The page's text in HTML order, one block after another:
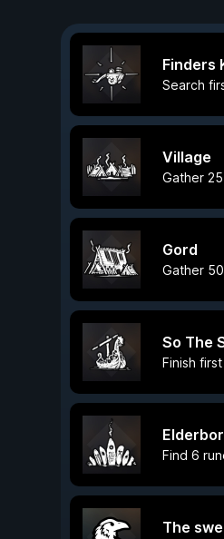
Finders
Search
Village
Gather
Gord
Gather
So The
Finish
Find 6
The